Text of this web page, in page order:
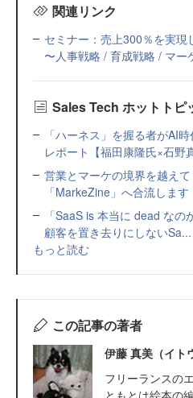
関連リンク
セミナー：売上300％を実
〜人事戦略 / 育成戦略 / マ
Sales Tech ホットトピ
「ハーネス」を握る者がAI
レポート【福田康隆氏×石野
営業とマーケの境界を越え
「MarkeZine」へ合流します
「SaaS is 本当に dead なの
顧客を置き去りにしないSa...
もっと読む
この記事の著者
伊藤 真美（イト
フリーランスの
ともとは絵本の